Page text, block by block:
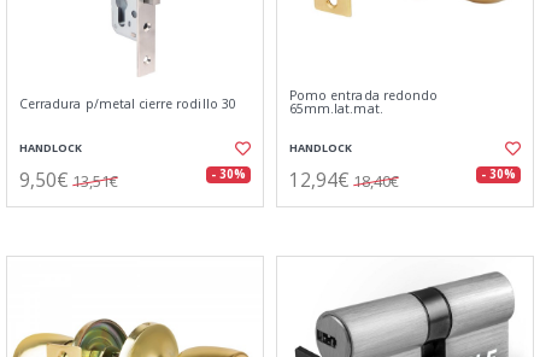
Cerradura p/metal cierre rodillo 30
HANDLOCK
9,50€ 13,51€ - 30%
Pomo entrada redondo
65mm.lat.mat.
HANDLOCK
12,94€ 18,40€ - 30%